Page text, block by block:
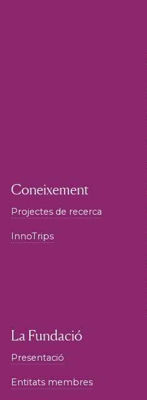
Coneixement
Projectes de recerca
InnoTrips
La Fundació
Presentació
Entitats membres